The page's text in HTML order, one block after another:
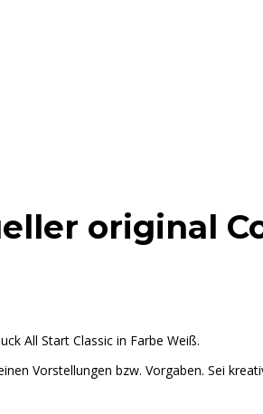
original
All Start Classic in Farbe Weiß.
Vorstellungen bzw. Vorgaben. Sei